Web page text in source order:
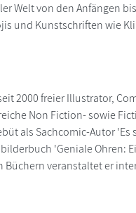
Welt von den Anfängen
und Kunstschriften wie
2000 freier Illustrator,
Non Fiction- sowie
als Sachcomic-Autor 'Es
'Geniale Ohren:
Büchern veranstaltet er